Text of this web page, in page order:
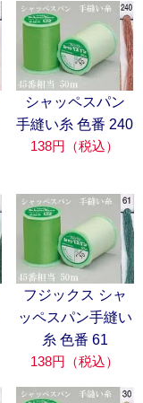
シャッペスパン
手縫い糸 色番 240
138円（税込）
フジックス シャ
ッペスパン手縫い
糸 色番 61
138円（税込）